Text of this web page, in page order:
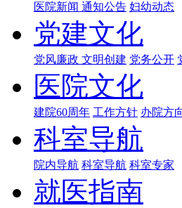
医院新闻 通知公告 妇幼动态
党建文化
党风廉政 文明创建 党务公开
医院文化
建院60周年 工作方针 办院方
科室导航
院内导航 科室导航 科室专家
就医指南